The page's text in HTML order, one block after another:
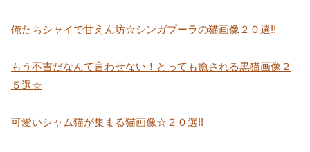
俺たちシャイで甘えん坊☆シンガプーラの猫画像２０選!!
もう不吉だなんて言わせない！とっても癒される黒猫画像２
５選☆
可愛いシャム猫が集まる猫画像☆２０選!!